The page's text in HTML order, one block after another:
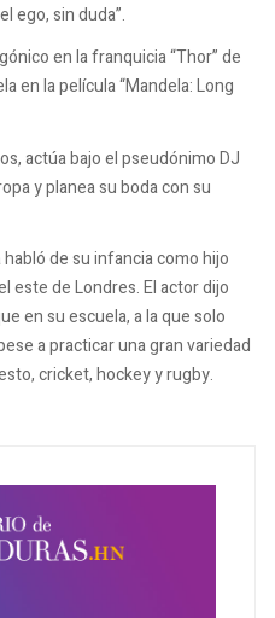
ego, sin duda”.
en la franquicia “Thor” de
en la película “Mandela: Long
actúa bajo el pseudónimo DJ
y planea su boda con su
de su infancia como hijo
este de Londres. El actor dijo
en su escuela, a la que solo
a practicar una gran variedad
cricket, hockey y rugby.